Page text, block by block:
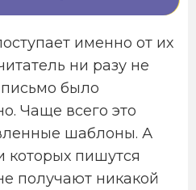
именно от их
ни разу не
было
Чаще всего это
шаблоны. А
которых пишутся
получают никакой